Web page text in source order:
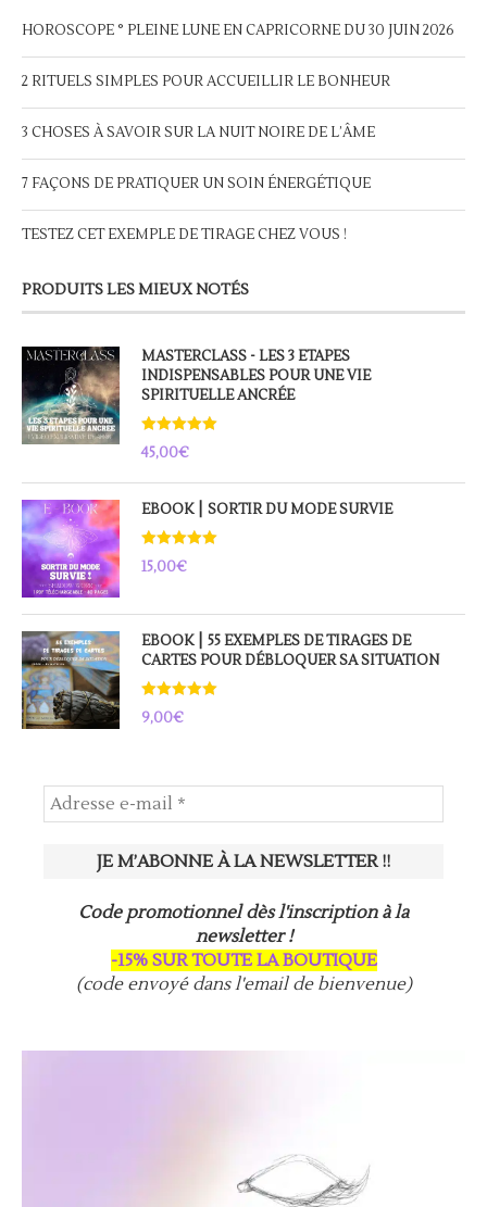
HOROSCOPE ° PLEINE LUNE EN CAPRICORNE DU 30 JUIN 2026
2 RITUELS SIMPLES POUR ACCUEILLIR LE BONHEUR
3 CHOSES À SAVOIR SUR LA NUIT NOIRE DE L’ÂME
7 FAÇONS DE PRATIQUER UN SOIN ÉNERGÉTIQUE
TESTEZ CET EXEMPLE DE TIRAGE CHEZ VOUS !
PRODUITS LES MIEUX NOTÉS
MASTERCLASS - LES 3 ETAPES
INDISPENSABLES POUR UNE VIE
SPIRITUELLE ANCRÉE
Note5.00
sur 5
45,00€
EBOOK ⎮ SORTIR DU MODE SURVIE
Note5.00
sur 5
15,00€
EBOOK ⎮ 55 EXEMPLES DE TIRAGES DE
CARTES POUR DÉBLOQUER SA SITUATION
Note 5.00
sur 5
9,00€
Code promotionnel dès l'inscription à la
newsletter !
-15% SUR TOUTE LA BOUTIQUE
(code envoyé dans l'email de bienvenue)